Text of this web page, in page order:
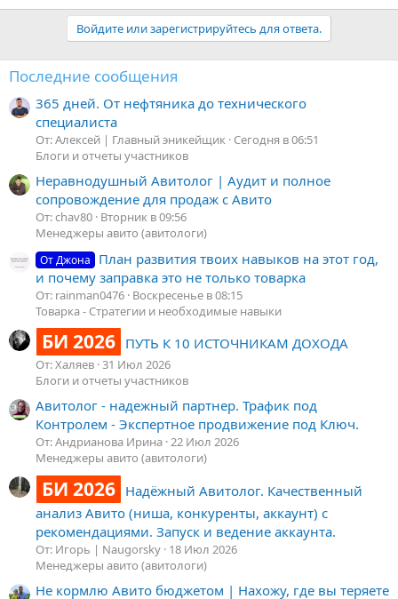
Войдите или зарегистрируйтесь для ответа.
Последние сообщения
365 дней. От нефтяника до технического
специалиста
От: Алексей | Главный эникейщик Сегодня в 06:51
Блоги и отчеты участников
Неравнодушный Авитолог | Аудит и полное
сопровождение для продаж с Авито
От: chav80 Вторник в 09:56
Менеджеры авито (авитологи)
От Джона
План развития твоих навыков на этот год,
и почему заправка это не только товарка
От: rainman0476 Воскресенье в 08:15
Товарка - Стратегии и необходимые навыки
БИ 2026 ПУТЬ К 10 ИСТОЧНИКАМ ДОХОДА
От: Халяев 31 Июл 2026
Блоги и отчеты участников
Авитолог - надежный партнер. Трафик под
Контролем - Экспертное продвижение под Ключ.
От: Андрианова Ирина 22 Июл 2026
Менеджеры авито (авитологи)
БИ 2026 Надёжный Авитолог. Качественный
анализ Авито (ниша, конкуренты, аккаунт) с
рекомендациями. Запуск и ведение аккаунта.
От: Игорь | Naugorsky 18 Июл 2026
Менеджеры авито (авитологи)
Не кормлю Авито бюджетом | Нахожу, где вы теряете